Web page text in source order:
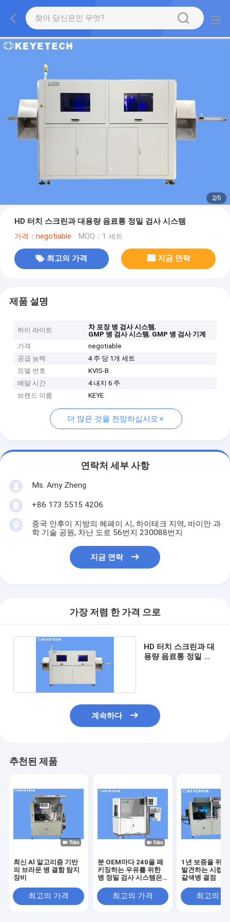
2/5
HD 터치 스크린과 대용량 음료통 정밀 검사 시스템
가격：negotiable MOQ：1 세트
최고의 가격 지금 연락
제품 설명
하이 라이트 차 포장 병 검사 시스템,
GMP 병 검사 시스템, GMP 병 검사 기계
가격
negotiable
공급 능력
4 주 당 1개 세트
모델 번호
KVIS-B
배달 시간
4 내지 6 주
브랜드 이름
KEYE
더 많은 것을 전망하십시오
연락처 세부 사항
Ms. Amy Zheng
+86 173 5515 4206
중국 안후이 지방의 헤페이 시, 하이테크 지역, 바이안 과
학 기술 공원, 차난 도로 56번지 230088번지
지금 연락
가장 저렴 한 가격 으로
HD 터치 스크린과 대
용량 음료통 정밀 검
계속하다
추천된 제품
최신 Al 알고리즘 기반
의 브라운 병 결함 탐지
장비
최고의 가격
분 OEM마다 240을 패
키징하는 우유를 위한
병 정밀 검사 시스템은
최고의 가격
1년 보증을 위
발견하는 시럽
갈색병 결점
최고의